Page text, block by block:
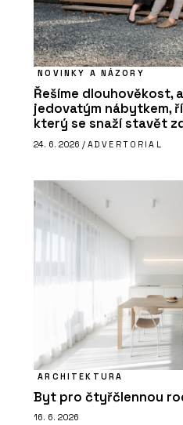
NOVINKY A NÁZORY
Řešíme dlouhověkost,
jedovatým nábytkem,
který se snaží stavět
24. 6. 2026 / ADVERTORIAL
ARCHITEKTURA
Byt pro čtyřčlennou
16. 6. 2026